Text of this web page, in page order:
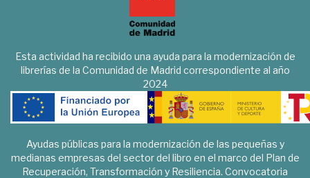
Esta actividad ha recibido una ayuda para la modernización de
librerías de la Comunidad de Madrid correspondiente al año
2024
Ayudas públicas para la modernización de las pequeñas y
medianas empresas del sector del libro en el marco del Plan de
Recuperación, Transformación y Resiliencia. Convocatoria